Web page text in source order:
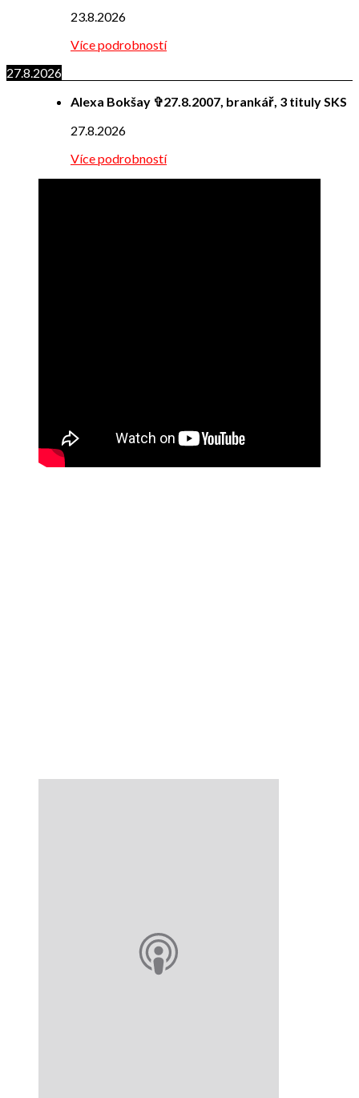
23.8.2026
Více podrobností
27.8.2026
Alexa Bokšay ✞27.8.2007, brankář, 3 tituly SKS
27.8.2026
Více podrobností